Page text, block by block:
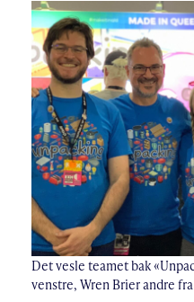
Det vesle teamet bak
venstre, Wren Brier andre